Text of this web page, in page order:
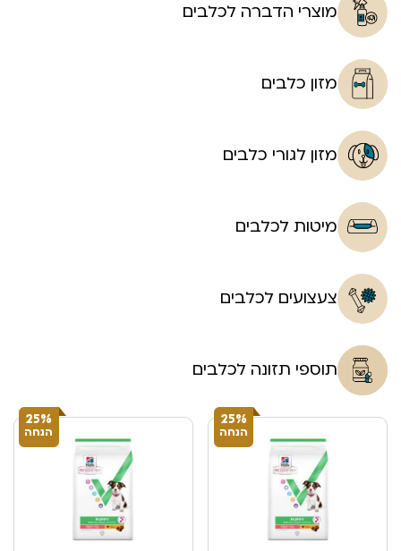
מוצרי הדברה לכלבים
מזון כלבים
מזון לגורי כלבים
מיטות לכלבים
צעצועים לכלבים
תוספי תזונה לכלבים
25%
הנחה
25%
הנחה